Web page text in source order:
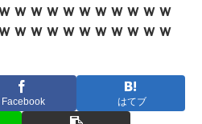
ｗｗｗｗｗｗｗｗｗｗ
ｗｗｗｗｗｗｗｗｗｗ
Facebook はてブ